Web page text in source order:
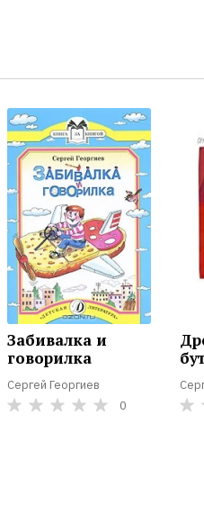
Забивалка и
говорилка
Сергей Георгиев
0